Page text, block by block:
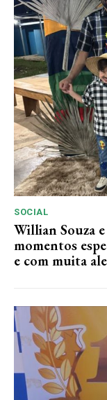
SOCIAL
Willian Souza
momentos
e com muita